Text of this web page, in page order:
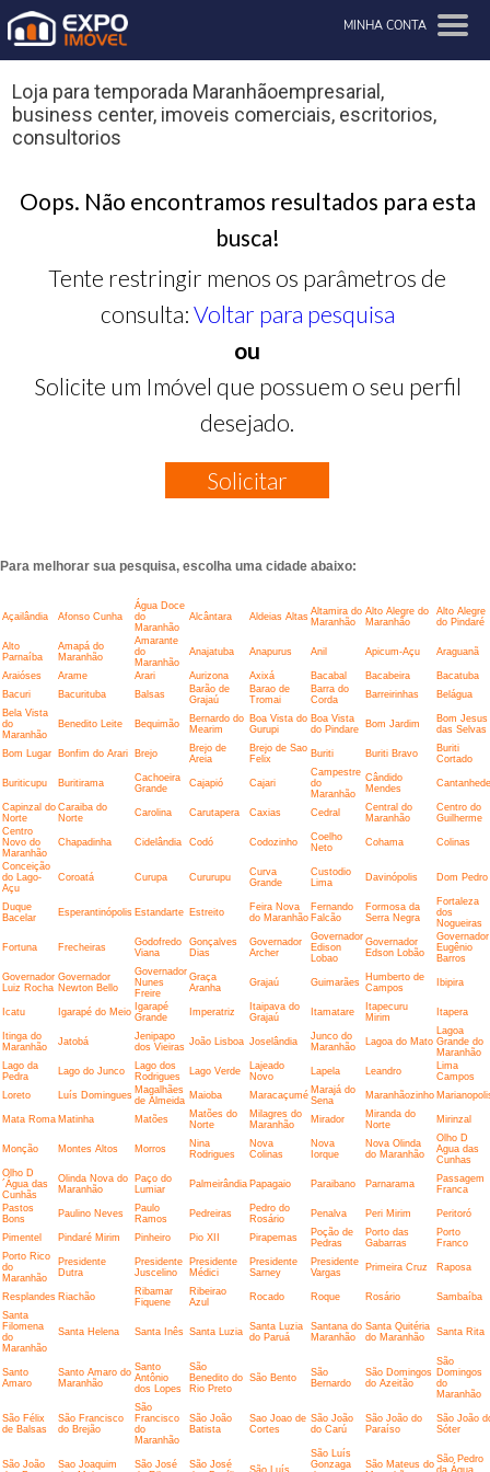
MINHA CONTA
Loja para temporada Maranhãoempresarial,
business center, imoveis comerciais, escritorios,
consultorios
Oops. Não encontramos resultados para esta
busca!
Tente restringir menos os parâmetros de
consulta: Voltar para pesquisa
ou
Solicite um Imóvel que possuem o seu perfil
desejado.
Solicitar
Para melhorar sua pesquisa, escolha uma cidade abaixo:
Açailândia Afonso Cunha
Água Doce
do
Maranhão
Alcântara Aldeias Altas Altamira do
Maranhão
Alto Alegre do
Maranhão
Alto Alegre
do Pindaré
Alto
Parnaíba
Amapá do
Maranhão
Amarante
do
Maranhão
Anajatuba Anapurus Anil Apicum-Açu Araguanã
Araióses Arame Arari Aurizona Axixá Bacabal Bacabeira
Bacatuba
Bacuri
Bacurituba Balsas
Barão de
Grajaú
Barao de
Tromai
Barra do
Corda
Barreirinhas
Belágua
Bela Vista
do
Maranhão
Benedito Leite Bequimão
Bernardo do
Mearim
Boa Vista do
Gurupi
Boa Vista
do Pindare
Bom Jardim
Bom Jesus
das Selvas
Bom Lugar Bonfim do Arari Brejo
Brejo de
Areia
Brejo de Sao
Felix
Buriti Buriti Bravo
Buriti
Cortado
Buriticupu Buritirama
Cachoeira
Grande
Cajapió Cajari
Campestre
do
Maranhão
Cândido
Mendes
Cantanhede
Capinzal do
Norte
Caraiba do
Norte
Carolina Carutapera Caxias Cedral
Central do
Maranhão
Centro do
Guilherme
Centro
Novo do
Maranhão
Chapadinha Cidelândia Codó Codozinho
Coelho
Neto
Cohama Colinas
Conceição
do Lago-
Açu
Coroatá Curupa Cururupu
Curva
Grande
Custodio
Lima
Davinópolis Dom Pedro
Duque
Bacelar
Esperantinópolis Estandarte Estreito
Feira Nova
do Maranhão
Fernando
Falcão
Formosa da
Serra Negra
Fortaleza
dos
Nogueiras
Fortuna Frecheiras
Godofredo
Viana
Gonçalves
Dias
Governador
Archer
Governador
Edison
Lobao
Governador
Edson Lobão
Governador
Eugênio
Barros
Governador
Luiz Rocha
Governador
Newton Bello
Governador
Nunes
Freire
Graça
Aranha
Grajaú Guimarães Humberto de
Campos
Ibipira
Icatu Igarapé do Meio Igarapé
Grande
Imperatriz
Itaipava do
Grajaú
Itamatare
Itapecuru
Mirim
Itapera
Itinga do
Maranhão
Jatobá
Jenipapo
dos Vieiras João Lisboa Joselândia
Junco do
Maranhão
Lagoa do Mato
Lagoa
Grande do
Maranhão
Lago da
Pedra
Lago do Junco
Lago dos
Rodrigues
Lago Verde
Lajeado
Novo
Lapela Leandro
Lima
Campos
Loreto
Luís Domingues Magalhães
de Almeida Maioba Maracaçumé Marajá do
Sena
Maranhãozinho
Mata Roma Matinha Matões
Matões do
Norte
Milagres do
Maranhão
Mirador
Miranda do
Norte
Mirinzal
Monção Montes Altos Morros
Nina
Rodrigues
Nova
Colinas
Nova
Iorque
Nova Olinda
do Maranhão
Olho D
Agua das
Cunhas
Olho D
´Água das
Cunhãs
Olinda Nova do
Maranhão
Paço do
Lumiar
Palmeirândia Papagaio Paraibano Parnarama
Passagem
Franca
Pastos
Bons
Paulino Neves
Paulo
Ramos
Pedreiras
Pedro do
Rosário
Penalva Peri Mirim Peritoró
Pimentel Pindaré Mirim Pinheiro Pio XII Pirapemas
Poção de
Pedras
Porto das
Gabarras
Porto
Franco
Porto Rico
do
Maranhão
Presidente
Dutra
Presidente
Juscelino
Presidente
Médici
Presidente
Sarney
Presidente
Vargas
Primeira Cruz Raposa
Resplandes Riachão
Ribamar
Fiquene
Ribeirao
Azul
Rocado Roque Rosário
Sambaíba
Santa
Filomena
do
Maranhão
Santa Helena Santa Inês Santa Luzia Santa Luzia
do Paruá
Santana do
Maranhão
Santa Quitéria
do Maranhão
Santa Rita
Santo
Amaro
Santo Amaro do
Maranhão
Santo
Antônio
dos Lopes
São
Benedito do
Rio Preto
São Bento
São
Bernardo
São Domingos
do Azeitão
São
Domingos
do
Maranhão
São Félix
de Balsas
São Francisco
do Brejão
São
Francisco
do
Maranhão
São João
Batista
Sao Joao de
Cortes
São João
do Carú
São João do
Paraíso
São João
Sóter
São João
Sao Joaquim
São José
São José
São Luís
São Luís
Gonzaga
São Mateus do São Pedro
da Água